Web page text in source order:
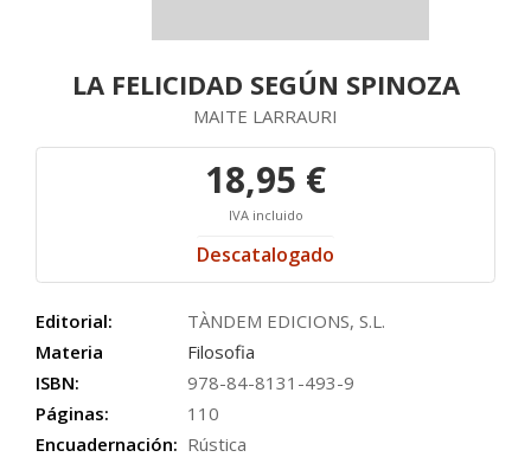
LA FELICIDAD SEGÚN SPINOZA
MAITE LARRAURI
18,95 €
IVA incluido
Descatalogado
Editorial:
TÀNDEM EDICIONS, S.L.
Materia
Filosofia
ISBN:
978-84-8131-493-9
Páginas:
110
Encuadernación: Rústica